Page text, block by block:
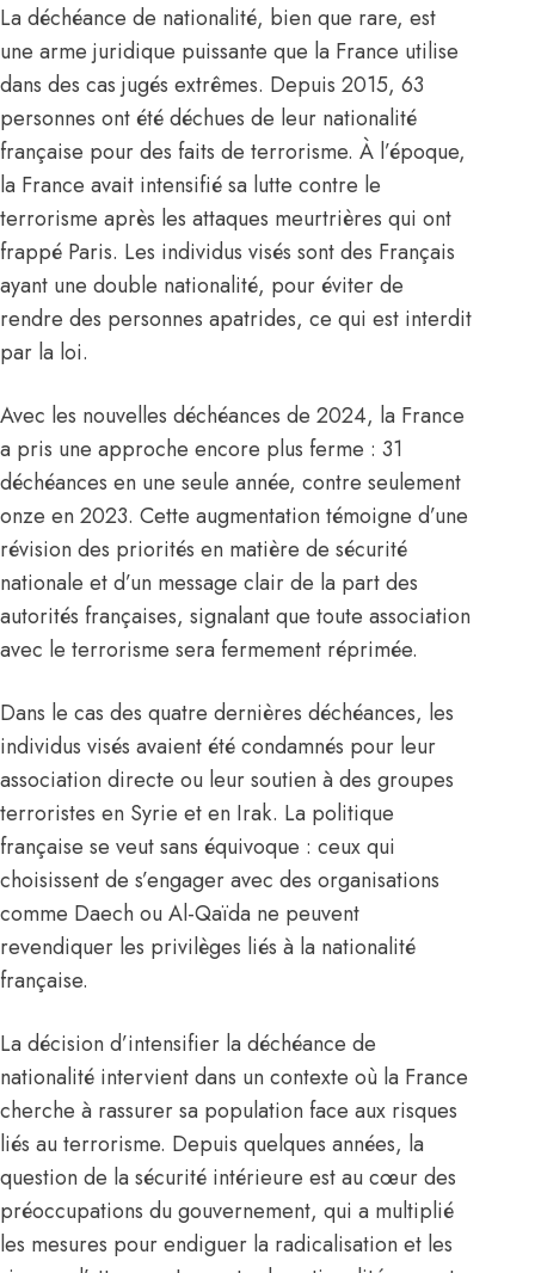
La déchéance de nationalité, bien que rare, est
une arme juridique puissante que la France utilise
dans des cas jugés extrêmes. Depuis 2015, 63
personnes ont été déchues de leur nationalité
française pour des faits de terrorisme. À l’époque,
la France avait intensifié sa lutte contre le
terrorisme après les attaques meurtrières qui ont
frappé Paris. Les individus visés sont des Français
ayant une double nationalité, pour éviter de
rendre des personnes apatrides, ce qui est interdit
par la loi.
Avec les nouvelles déchéances de 2024, la France
a pris une approche encore plus ferme : 31
déchéances en une seule année, contre seulement
onze en 2023. Cette augmentation témoigne d’une
révision des priorités en matière de sécurité
nationale et d’un message clair de la part des
autorités françaises, signalant que toute association
avec le terrorisme sera fermement réprimée.
Dans le cas des quatre dernières déchéances, les
individus visés avaient été condamnés pour leur
association directe ou leur soutien à des groupes
terroristes en Syrie et en Irak. La politique
française se veut sans équivoque : ceux qui
choisissent de s’engager avec des organisations
comme Daech ou Al-Qaïda ne peuvent
revendiquer les privilèges liés à la nationalité
française.
La décision d’intensifier la déchéance de
nationalité intervient dans un contexte où la France
cherche à rassurer sa population face aux risques
liés au terrorisme. Depuis quelques années, la
question de la sécurité intérieure est au cœur des
préoccupations du gouvernement, qui a multiplié
les mesures pour endiguer la radicalisation et les